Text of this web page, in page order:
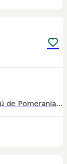
📞 613283995 WhatsApp Cachorros de Lulú de Pomerania , son toy y muy bonitos colores Entregamos nuestros pequeños cachorritos con todas las garantías y cuidados necesarios , disponemos de núcleo zoológico para crianza y venta de nuestros cachorros . ✅Desparasitaciones y vacunas correspondientes a su edad . ✅Cartilla de vacunación . ✅Revisiones veterinarias . ✅Garantías víricas de 15 días . ✅Garantías genéticas de un año . Seriedad , confianza y bienestar animal son nuestra prioridad . También ofrecemos transporte propio para nuestros pequeños cachorros a toda la península , el pago lo podéis hacer contra reembolso . (con coste adicional) . Mandamos a toda España . Disponemos de varias razas Si no esta la raza que queréis llámanos , intentaremos encontrártela , trabajamos con los mejores criadores de España .